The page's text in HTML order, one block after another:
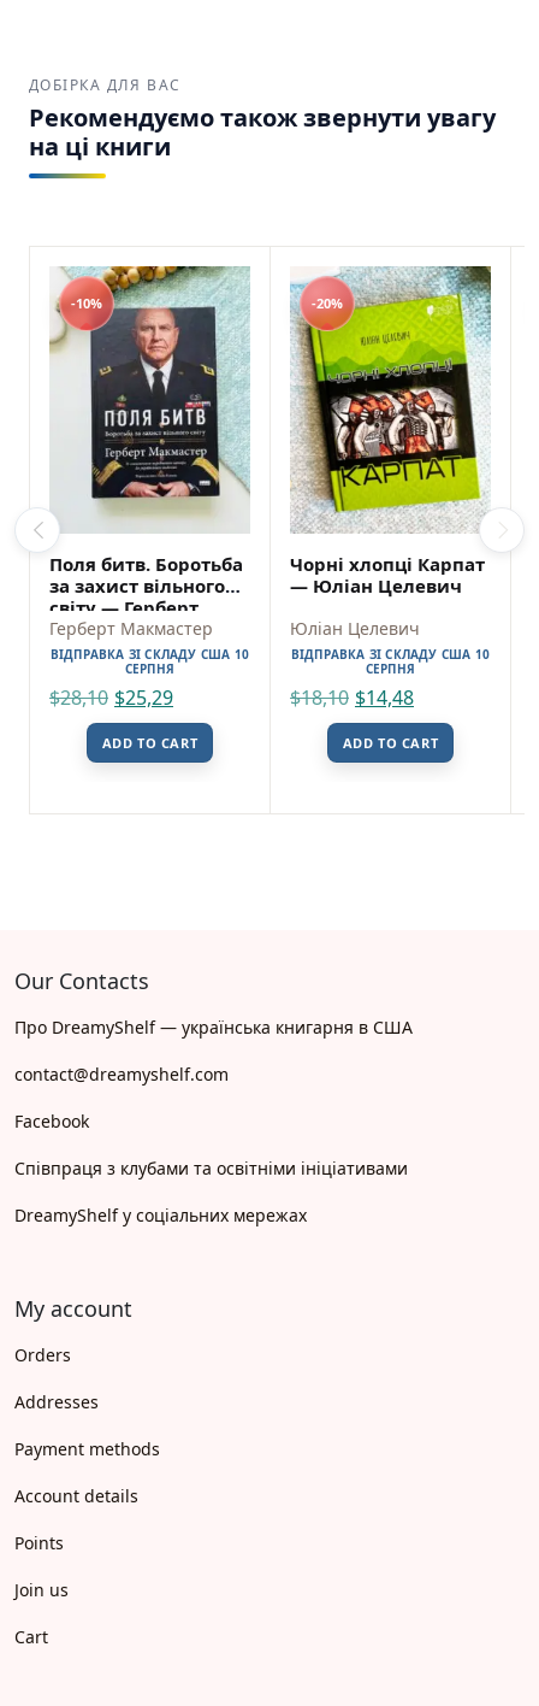
ДОБІРКА ДЛЯ ВАС
Рекомендуємо також звернути увагу
на ці книги
-10%
Поля битв. Боротьба
за захист вільного
світу — Герберт
Макмастер
Герберт Макмастер
ВІДПРАВКА ЗІ СКЛАДУ США 10
СЕРПНЯ
$28,10 $25,29
ADD TO CART
-20%
Чорні хлопці Карпат
— Юліан Целевич
Юліан Целевич
ВІДПРАВКА ЗІ СКЛАДУ США 10
СЕРПНЯ
$18,10 $14,48
ADD TO CART
Our Contacts
Про DreamyShelf — українська книгарня в США
contact@dreamyshelf.com
Facebook
Співпраця з клубами та освітніми ініціативами
DreamyShelf у соціальних мережах
My account
Orders
Addresses
Payment methods
Account details
Points
Join us
Cart